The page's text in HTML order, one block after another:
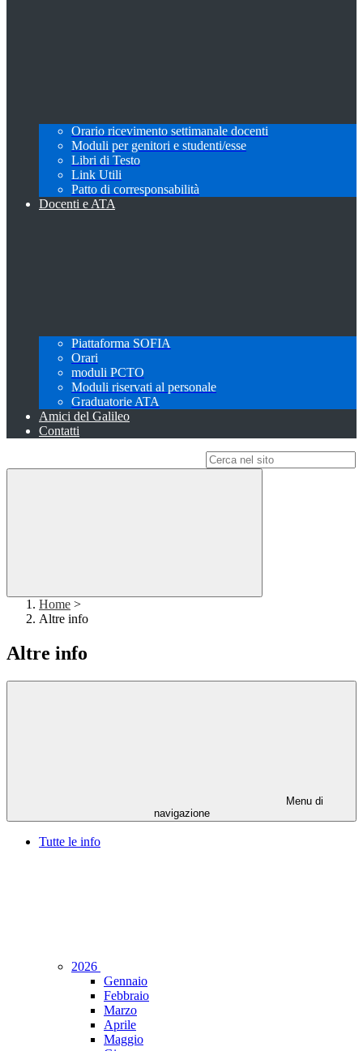
Orario ricevimento settimanale docenti
Moduli per genitori e studenti/esse
Libri di Testo
Link Utili
Patto di corresponsabilità
Docenti e ATA
Piattaforma SOFIA
Orari
moduli PCTO
Moduli riservati al personale
Graduatorie ATA
Amici del Galileo
Contatti
Home >
Altre info
Altre info
Menu di
navigazione
Tutte le info
2026
Gennaio
Febbraio
Marzo
Aprile
Maggio